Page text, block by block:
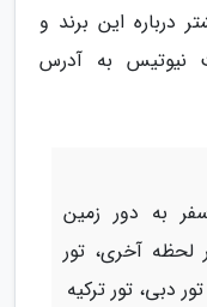
درباره این برند و
نیوتیس به آدرس
به دور زمین
لحظه آخری، تور
تور دبی، تور ترکیه